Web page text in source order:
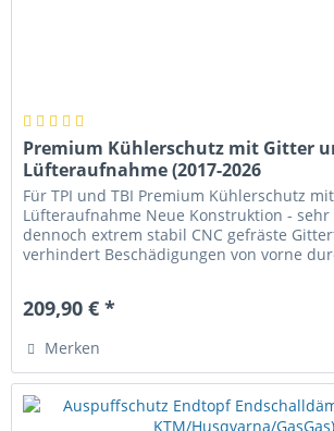
Premium Kühlerschutz mit Gitter
Lüfteraufnahme (2017-2026
KTM/Husqvarna/GasGas)
Für TPI und TBI Premium Kühlerschutz
Lüfteraufnahme Neue Konstruktion -
dennoch extrem stabil CNC gefräste
verhindert Beschädigungen von vorne
209,90 € *
Merken